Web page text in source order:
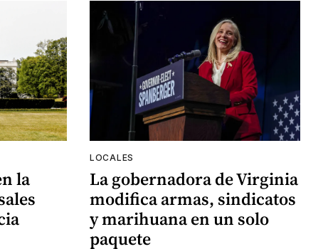
la
LOCALES
La gobernadora de Virginia
modifica armas, sindicatos
y marihuana en un solo
paquete